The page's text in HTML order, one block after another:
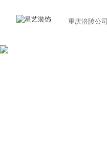
重庆涪陵公司